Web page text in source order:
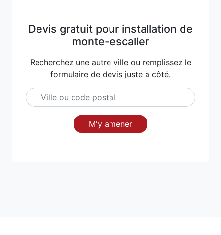
Devis gratuit pour installation de
monte-escalier
Recherchez une autre ville ou remplissez le
formulaire de devis juste à côté.
M'y amener